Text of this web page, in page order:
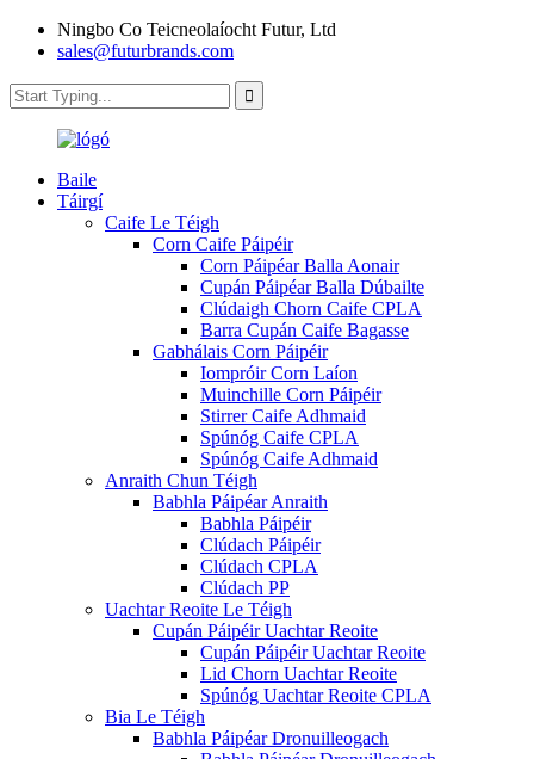
Ningbo Co Teicneolaíocht Futur, Ltd
sales@futurbrands.com
Baile
Táirgí
Caife Le Téigh
Corn Caife Páipéir
Corn Páipéar Balla Aonair
Cupán Páipéar Balla Dúbailte
Clúdaigh Chorn Caife CPLA
Barra Cupán Caife Bagasse
Gabhálais Corn Páipéir
Iompróir Corn Laíon
Muinchille Corn Páipéir
Stirrer Caife Adhmaid
Spúnóg Caife CPLA
Spúnóg Caife Adhmaid
Anraith Chun Téigh
Babhla Páipéar Anraith
Babhla Páipéir
Clúdach Páipéir
Clúdach CPLA
Clúdach PP
Uachtar Reoite Le Téigh
Cupán Páipéir Uachtar Reoite
Cupán Páipéir Uachtar Reoite
Lid Chorn Uachtar Reoite
Spúnóg Uachtar Reoite CPLA
Bia Le Téigh
Babhla Páipéar Dronuilleogach